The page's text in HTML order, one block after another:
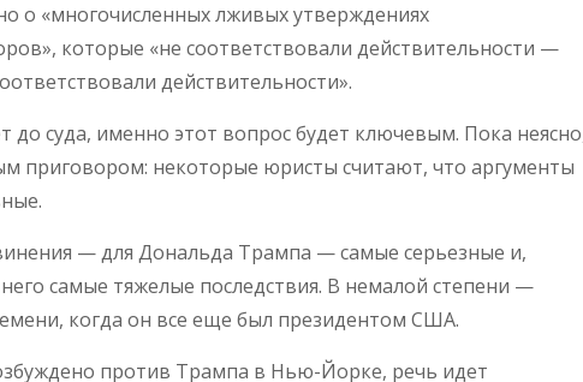
о «многочисленных лживых утверждениях
которые «не соответствовали действительности —
действительности».
до суда, именно этот вопрос будет ключевым. Пока
приговором: некоторые юристы считают, что аргументы
— для Дональда Трампа — самые серьезные и,
самые тяжелые последствия. В немалой степени —
когда он все еще был президентом США.
против Трампа в Нью-Йорке, речь идет